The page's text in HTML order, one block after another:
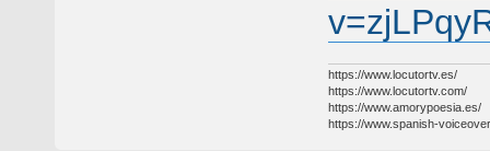
https://www.locutortv.es/
https://www.locutortv.com/
https://www.amorypoesia.es/
https://www.spanish-